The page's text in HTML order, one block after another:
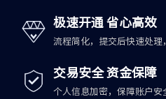
极速开通 省心高效
流程简化，提交后快速处理
交易安全 资金保障
个人信息加密，保障账户安